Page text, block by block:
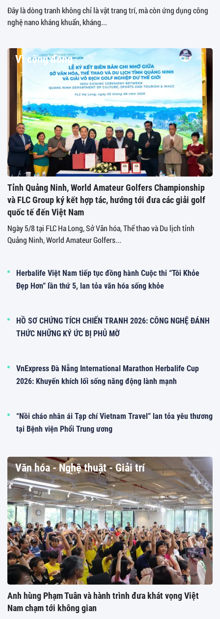
Đây là dòng tranh không chỉ là vật trang trí, mà còn ứng dụng công
nghệ nano kháng khuẩn, kháng...
Vì cộng đồng
Tỉnh Quảng Ninh, World Amateur Golfers Championship
và FLC Group ký kết hợp tác, hướng tới đưa các giải golf
quốc tế đến Việt Nam
Ngày 5/8 tại FLC Ha Long, Sở Văn hóa, Thể thao và Du lịch tỉnh
Quảng Ninh, World Amateur Golfers...
Herbalife Việt Nam tiếp tục đồng hành Cuộc thi “Tôi Khỏe
Đẹp Hơn” lần thứ 5, lan tỏa văn hóa sống khỏe
HỒ SƠ CHỨNG TÍCH CHIẾN TRANH 2026: CÔNG NGHỆ ĐÁNH
THỨC NHỮNG KÝ ỨC BỊ PHỦ MỜ
VnExpress Đà Nẵng International Marathon Herbalife Cup
2026: Khuyến khích lối sống năng động lành mạnh
“Nồi cháo nhân ái Tạp chí Vietnam Travel” lan tỏa yêu thương
tại Bệnh viện Phổi Trung ương
Văn hóa - Nghệ thuật - Giải trí
Anh hùng Phạm Tuân và hành trình đưa khát vọng Việt
Nam chạm tới không gian